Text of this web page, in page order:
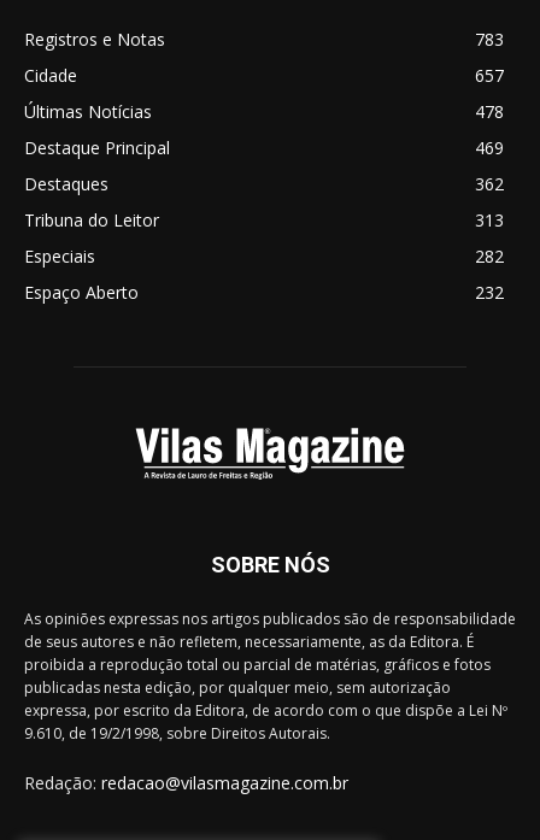
Registros e Notas
783
Cidade
657
Últimas Notícias
478
Destaque Principal
469
Destaques
362
Tribuna do Leitor
313
Especiais
282
Espaço Aberto
232
SOBRE NÓS
As opiniões expressas nos artigos publicados são de responsabilidade
de seus autores e não refletem, necessariamente, as da Editora. É
proibida a reprodução total ou parcial de matérias, gráficos e fotos
publicadas nesta edição, por qualquer meio, sem autorização
expressa, por escrito da Editora, de acordo com o que dispõe a Lei Nº
9.610, de 19/2/1998, sobre Direitos Autorais.
Redação: redacao@vilasmagazine.com.br